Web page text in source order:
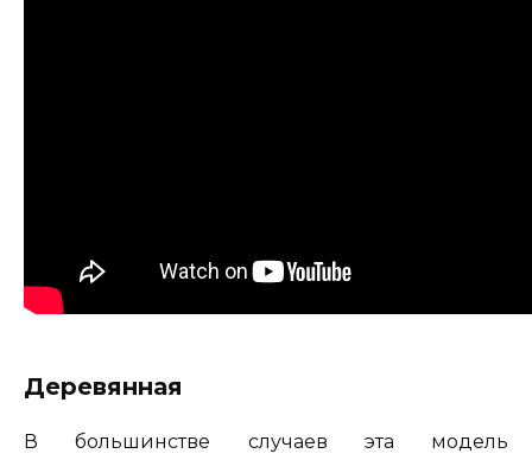
Деревянная
В большинстве случаев эта модель